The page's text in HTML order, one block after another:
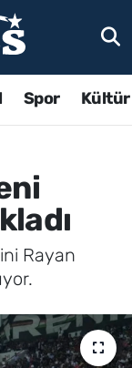
Spor
Rayan